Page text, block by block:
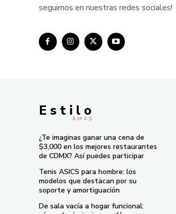
seguirnos en nuestras redes sociales!
E s t i l o
& M À S
¿Te imaginas ganar una cena de
$3,000 en los mejores restaurantes
de CDMX? Así puedes participar
Tenis ASICS para hombre: los
modelos que destacan por su
soporte y amortiguación
De sala vacía a hogar funcional: